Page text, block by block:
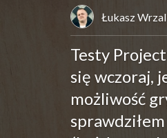
Łukasz
Testy
się wczoraj,
możliwość